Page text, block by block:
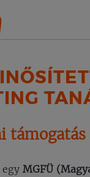
MGFÜ